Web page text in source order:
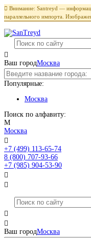
 Внимание: Santreyd —
параллельного импорта.

Ваш городМосква
Популярные:
Москва
Поиск по алфавиту:
М
Москва

+7 (499) 113-65-74
8 (800) 707-93-66
+7 (985) 904-53-90




Ваш городМосква